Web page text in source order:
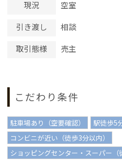
現況
空室
引き渡し
相談
取引態様
売主
こだわり条件
駐車場あり（空要確認）
駅徒歩5
コンビニが近い（徒歩3分以内）
ショッピングセンター・スーパー（